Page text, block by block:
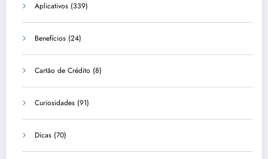
Aplicativos (339)
Benefícios (24)
Cartão de Crédito (8)
Curiosidades (91)
Dicas (70)